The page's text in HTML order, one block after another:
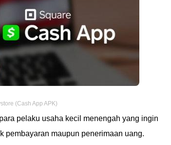
(Cash App APK)
pelaku usaha kecil menengah yang ingin
pembayaran maupun penerimaan uang.